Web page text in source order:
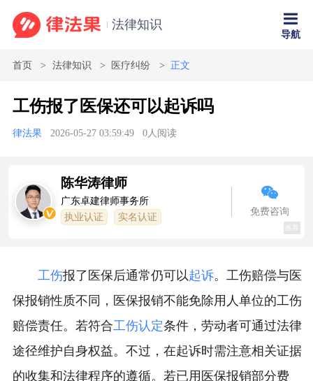
法律知识
导航
首页 法律知识 医疗纠纷 正文
工伤报了医保还可以起诉吗
律法果 2026-05-27 03:59:49 0人阅读
陈华涛律师
广东卓建律师事务所
执业认证 实名认证
免费咨询
工伤报了医保后通常仍可以起诉。工伤赔偿与医
保报销性质不同，医保报销不能免除用人单位的工伤
赔偿责任。若符合工伤认定条件，劳动者可通过法律
途径维护自身权益。不过，在起诉时需注意相关证据
的收集和法律程序的遵循。若已用医保报销部分费